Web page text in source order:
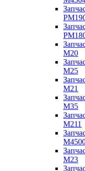
M20
M25
M21
M35
M211
M23